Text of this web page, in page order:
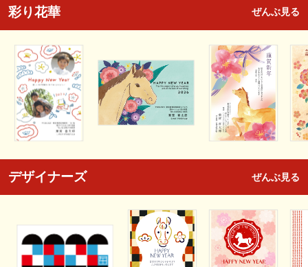
彩り花華 ぜんぶ見る
デザイナーズ ぜんぶ見る